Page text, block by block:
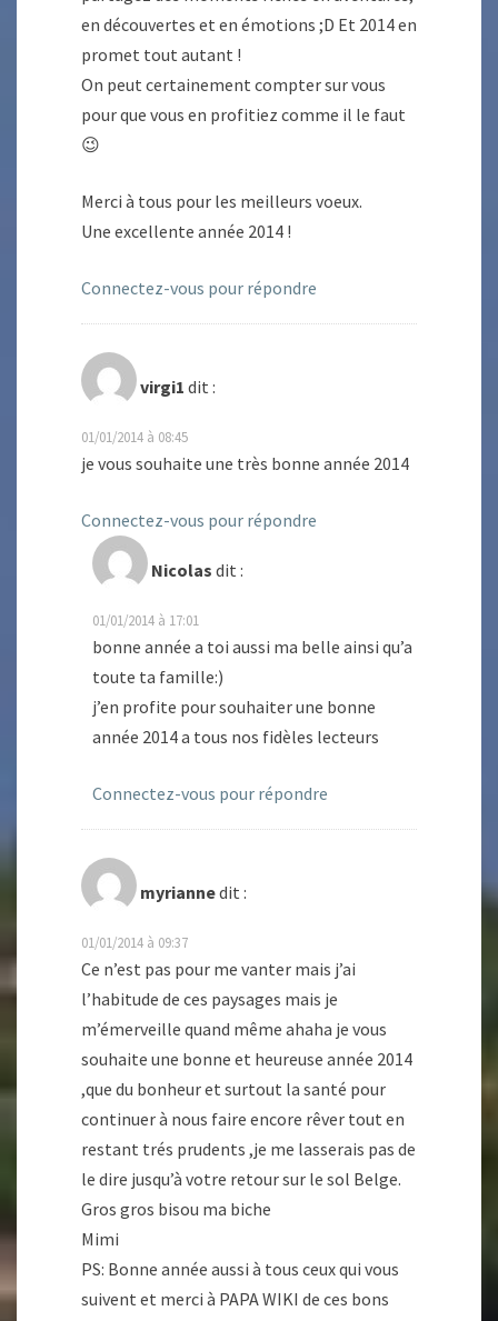
en découvertes et en émotions ;D Et 2014 en
promet tout autant !
On peut certainement compter sur vous
pour que vous en profitiez comme il le faut
😉
Merci à tous pour les meilleurs voeux.
Une excellente année 2014 !
Connectez-vous pour répondre
virgi1 dit :
01/01/2014 à 08:45
je vous souhaite une très bonne année 2014
Connectez-vous pour répondre
Nicolas dit :
01/01/2014 à 17:01
bonne année a toi aussi ma belle ainsi qu’a
toute ta famille:)
j’en profite pour souhaiter une bonne
année 2014 a tous nos fidèles lecteurs
Connectez-vous pour répondre
myriannedit :
01/01/2014 à 09:37
Ce n’est pas pour me vanter mais j’ai
l’habitude de ces paysages mais je
m’émerveille quand même ahaha je vous
souhaite une bonne et heureuse année 2014
,que du bonheur et surtout la santé pour
continuer à nous faire encore rêver tout en
restant trés prudents ,je me lasserais pas de
le dire jusqu’à votre retour sur le sol Belge.
Gros gros bisou ma biche
Mimi
PS: Bonne année aussi à tous ceux qui vous
suivent et merci à PAPA WIKI de ces bons